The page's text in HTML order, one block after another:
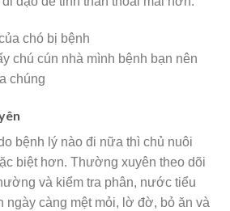
chú cún nhà mình bệnh bạn nên
chúng
bệnh lý nào đi nữa thì chủ nuôi
biệt hơn. Thường xuyên theo dõi
và kiểm tra phân, nước tiểu
ngày càng mệt mỏi, lờ đờ, bỏ ăn và